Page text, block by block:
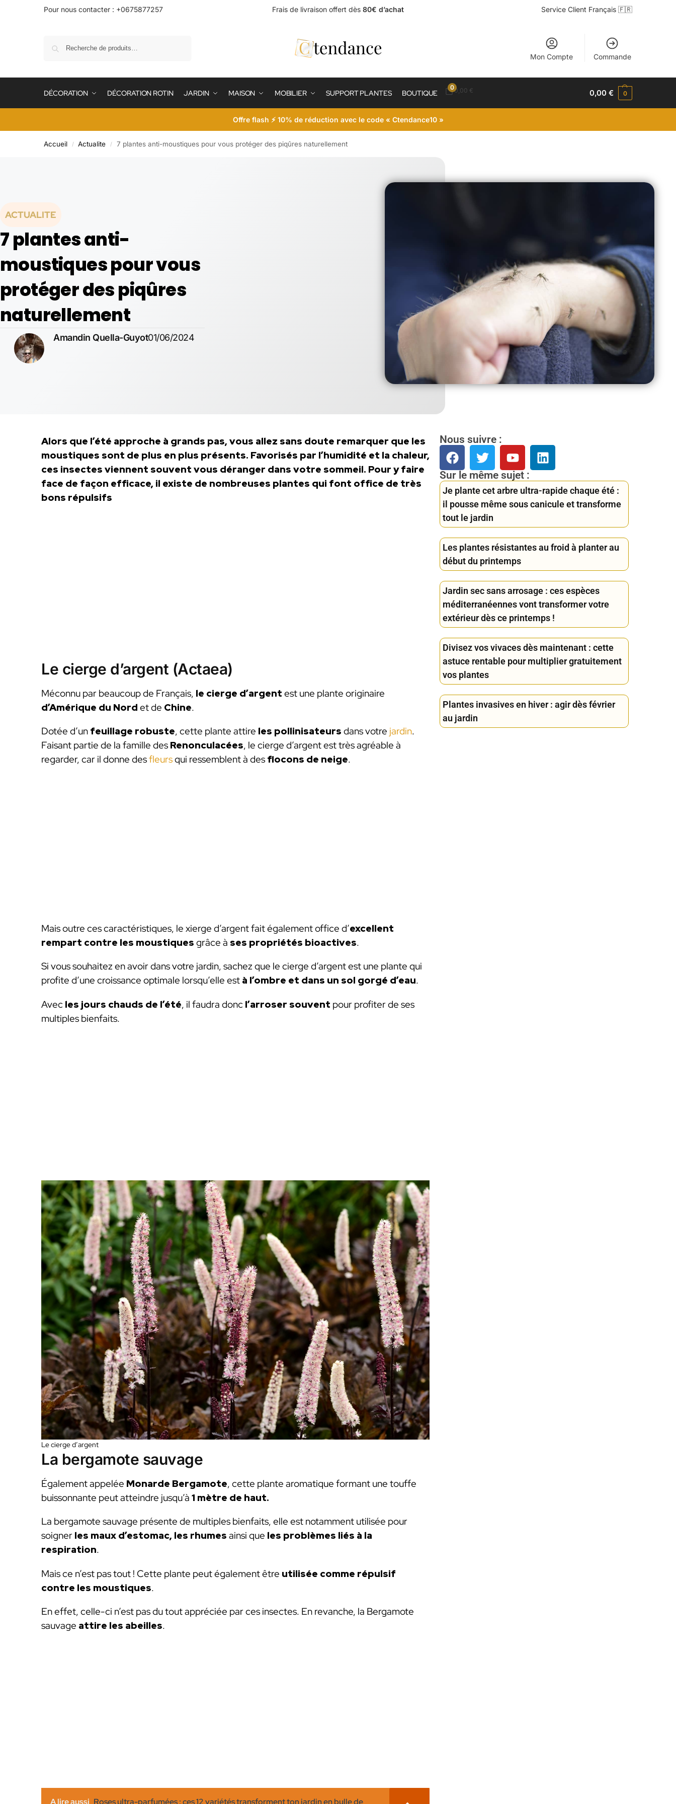
Pour nous contacter : +0675877257 Frais de livraison offert dès 80€ d’achat Service Client Français 🇫🇷
Mon Compte Commande
DÉCORATION DÉCORATION ROTIN JARDIN MAISON MOBILIER SUPPORT PLANTES BOUTIQUE
00,00 € 0,00€ 0
Offre flash ⚡ 10% de réduction avec le code « Ctendance10 »
Accueil / Actualite / 7 plantes anti-moustiques pour vous protéger des piqûres naturellement
ACTUALITE
7 plantes anti-
moustiques pour vous
protéger des piqûres
naturellement
Amandin Quella-Guyot01/06/2024
Alors que l’été approche à grands pas, vous allez sans doute remarquer que les
moustiques sont de plus en plus présents. Favorisés par l’humidité et la chaleur,
ces insectes viennent souvent vous déranger dans votre sommeil. Pour y faire
face de façon efficace, il existe de nombreuses plantes qui font office de très
bons répulsifs
Le cierge d’argent (Actaea)
Méconnu par beaucoup de Français, le cierge d’argent est une plante originaire
d’Amérique du Nord et de Chine.
Dotée d’un feuillage robuste, cette plante attire les pollinisateurs dans votre jardin.
Faisant partie de la famille des Renonculacées, le cierge d’argent est très agréable à
regarder, car il donne desfleursqui ressemblent à des flocons de neige.
Mais outre ces caractéristiques, le xierge d’argent fait également office d’excellent
rempart contre les moustiques grâce à ses propriétés bioactives.
Si vous souhaitez en avoir dans votre jardin, sachez que le cierge d’argent est une plante qui
profite d’une croissance optimale lorsqu’elle est à l’ombre et dans un sol gorgé d’eau.
Avec les jours chauds de l’été, il faudra donc l’arroser souvent pour profiter de ses
multiples bienfaits.
Le cierge d’argent
La bergamote sauvage
Également appelée Monarde Bergamote, cette plante aromatique formant une touffe
buissonnante peut atteindre jusqu’à 1 mètre de haut.
La bergamote sauvage présente de multiples bienfaits, elle est notamment utilisée pour
soigner les maux d’estomac, les rhumes ainsi que les problèmes liés à la
respiration.
Mais ce n’est pas tout ! Cette plante peut également être utilisée comme répulsif
contre les moustiques.
En effet, celle-ci n’est pas du tout appréciée par ces insectes. En revanche, la Bergamote
sauvage attire les abeilles.
A lire aussi Roses ultra-parfumées : ces 12 variétés transforment ton jardin en bulle de
Nous suivre :
Sur le même sujet :
Je plante cet arbre ultra-rapide chaque été :
il pousse même sous canicule et transforme
tout le jardin
Les plantes résistantes au froid à planter au
début du printemps
Jardin sec sans arrosage : ces espèces
méditerranéennes vont transformer votre
extérieur dès ce printemps !
Divisez vos vivaces dès maintenant : cette
astuce rentable pour multiplier gratuitement
vos plantes
Plantes invasives en hiver : agir dès février
au jardin